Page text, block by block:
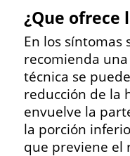
¿Que ofrece
En los síntomas
recomienda
técnica se
reducción de la
envuelve la
la porción
que previene el